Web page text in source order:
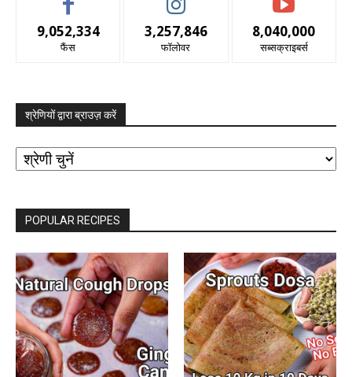
9,052,334
फैंस
3,257,846
फॉलोवर
8,040,000
सब्सक्राइबर्स
श्रेणियों द्वारा ब्राउज़ करें
श्रेणियों
द्वारा
ब्राउज़
POPULAR RECIPES